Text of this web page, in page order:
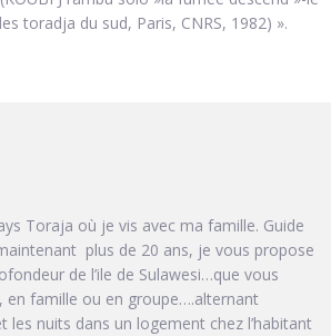
toradja du sud, Paris, CNRS, 1982) ».
Toraja où je vis avec ma famille. Guide
plus de 20 ans, je vous propose
de l’ile de Sulawesi…que vous
en famille ou en groupe….alternant
nuits dans un logement chez l’habitant